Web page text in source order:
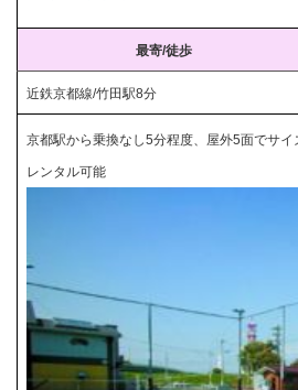
最寄/徒歩
近鉄京都線/竹田駅8分
京都駅から乗換なし5分程度、屋外5面でサ
レンタル可能